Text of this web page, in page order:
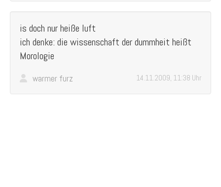
is doch nur heiße luft
ich denke: die wissenschaft der dummheit heißt
Morologie
warmer furz 14.11.2009, 11:38 Uhr